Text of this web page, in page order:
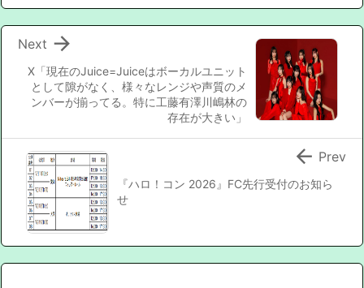
X「現在のJuice=Juiceはボーカルユニット
として隙がなく、様々なレンジや声質のメ
ンバーが揃ってる。特に工藤有澤川嶋林の
存在が大きい」

Next
『ハロ！コン 2026』FC先行受付のお知ら
せ
 Prev